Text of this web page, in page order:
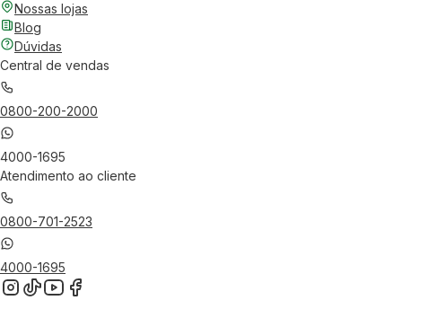
Nossas lojas
Blog
Dúvidas
Central de vendas
0800-200-2000
4000-1695
Atendimento ao cliente
0800-701-2523
4000-1695